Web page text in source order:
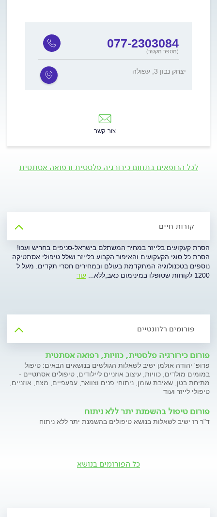
077-2303084
(מספר מקשר)
יצחק נבון 3, עפולה
צור קשר
לכל הרופאים בתחום כירורגיה פלסטית ורפואה אסתטית
קורות חיים
הסרת קעקועים בלייזר במחיר המשתלם בישראל-סניפים בחריש ועכו!
הסרת כל סוגי הקעקועים והאיפור הקבוע בלייזר ושלל טיפולי אסתטיקה
נוספים בטכנולוגיה המתקדמת בעולם ובמחירים חסרי תקדים. מעל ל
1200 לקוחות שטופלו במינימום כאב,ללא
עוד
פורומים רלוונטיים
פורום כירורגיה פלסטית, כוויות, רפואה אסתטית
פרופ' יהודה אולמן ישיב לשאלות הגולשים בנושאים הבאים: טיפול
במומים מולדים, כוויות, עיצוב אוזניים ליילודים, טיפולים אסתטיים -
מתיחת בטן, שאיבת שומן, ניתוחי פנים וצוואר, עפעפיים, מצח, אוזניים,
טיפולי לייזר ועוד
פורום טיפול בהשמנת יתר ללא ניתוח
ד"ר רז ישיב לשאלות בנושא טיפולים בהשמנת יתר ללא ניתוח
כל הפורומים בנושא